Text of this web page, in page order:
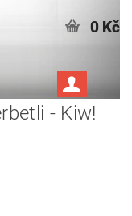
0 Kč
- Kiw!